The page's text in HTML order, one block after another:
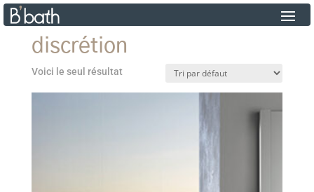
discrétion
Voici le seul résultat